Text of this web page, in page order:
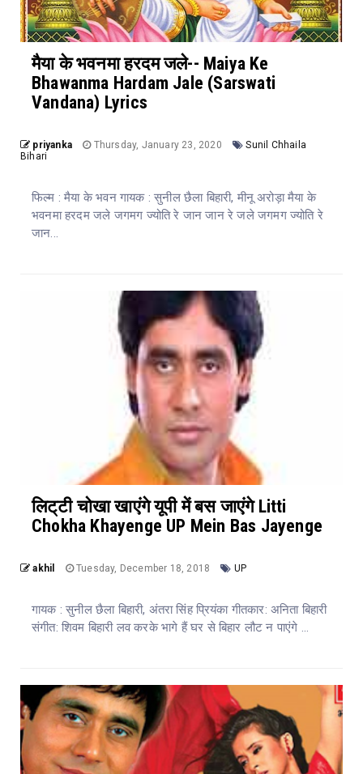
मैया के भवनमा हरदम जले-- Maiya Ke
Bhawanma Hardam Jale (Sarswati
Vandana) Lyrics
priyanka Thursday, January 23, 2020
Sunil Chhaila
Bihari
फिल्म : मैया के भवन गायक : सुनील छैला बिहारी, मीनू अरोड़ा मैया के
भवनमा हरदम जले जगमग ज्योति रे जान जान रे जले जगमग ज्योति रे
जान...
लिट्‌टी चोखा खाएंगे यूपी में बस जाएंगे Litti
Chokha Khayenge UP Mein Bas Jayenge
akhil Tuesday, December 18, 2018 UP
गायक : सुनील छैला बिहारी, अंतरा सिंह प्रियंका गीतकार: अनिता बिहारी
संगीत: शिवम बिहारी लव करके भागे हैं घर से बिहार लौट न पाएंगे ...